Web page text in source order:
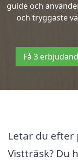
guide och
och tryggaste
Få 3
Letar du efter
Vistträsk? Du